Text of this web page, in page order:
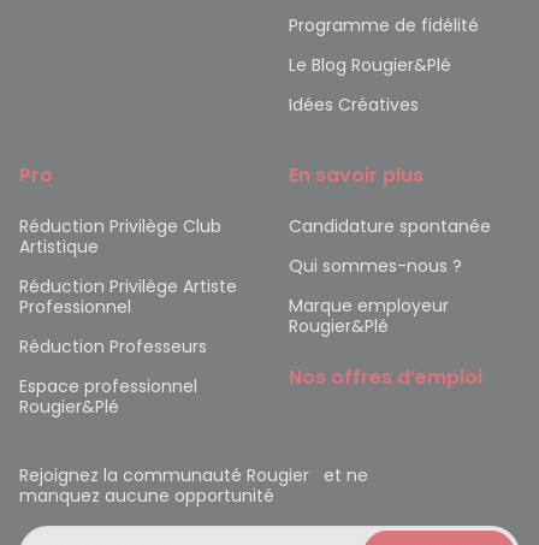
Programme de fidélité
Le Blog Rougier&Plé
Idées Créatives
Pro
Réduction Privilège Club
Artistique
Réduction Privilège Artiste
Professionnel
Réduction Professeurs
Espace professionnel
Rougier&Plé
En savoir plus
Candidature spontanée
Qui sommes-nous ?
Marque employeur
Rougier&Plé
Nos offres d’emploi
Rejoignez la communauté Rougier et ne
manquez aucune opportunité